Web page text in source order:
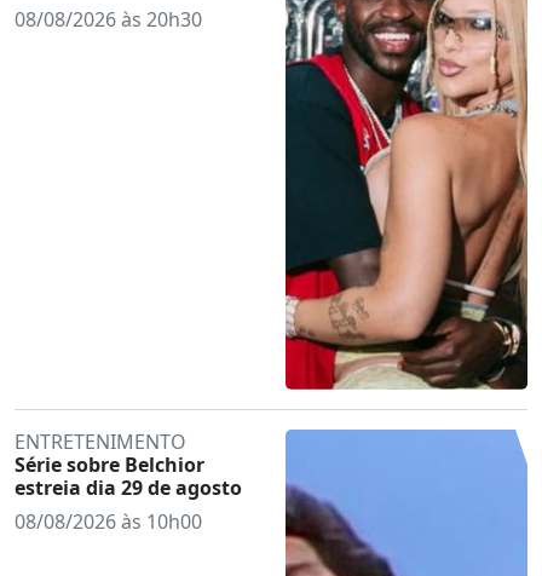
08/08/2026 às 20h30
ENTRETENIMENTO
Série sobre Belchior
estreia dia 29 de agosto
08/08/2026 às 10h00